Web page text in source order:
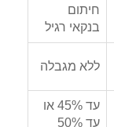
חיתום
בנקאי רגיל
ללא מגבלה
עד 45% או
עד 50%